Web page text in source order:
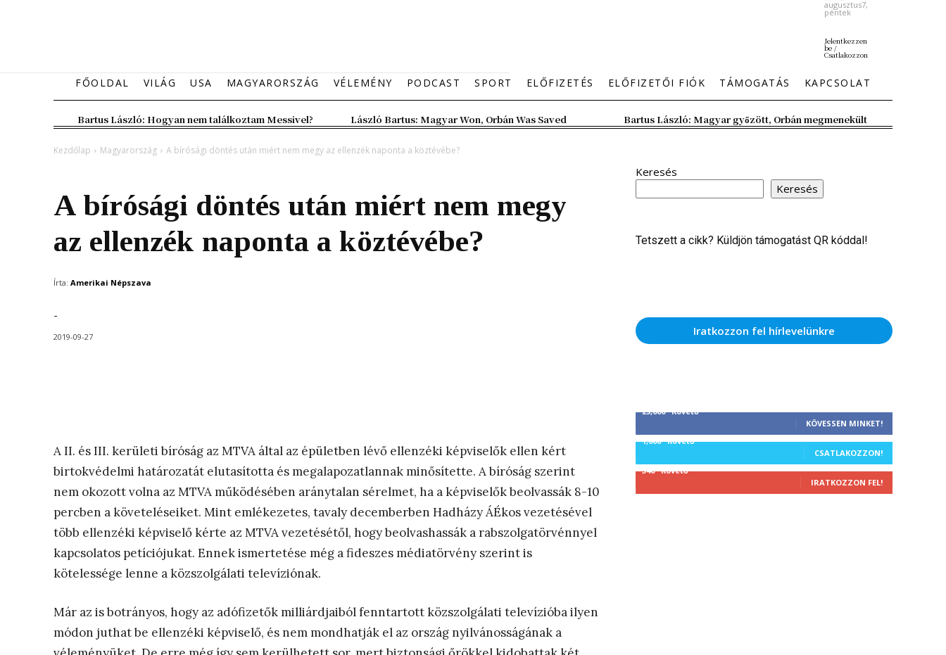
augusztus7,
péntek
Jelentkezzen
be /
Csatlakozzon
FŐOLDAL VILÁG USA MAGYARORSZÁG VÉLEMÉNY PODCAST SPORT ELŐFIZETÉS ELŐFIZETŐI FIÓK TÁMOGATÁS KAPCSOLAT
Bartus László: Hogyan nem találkoztam Messivel? László Bartus: Magyar Won, Orbán Was Saved Bartus László: Magyar győzött, Orbán megmenekült
Kezdőlap Magyarország A bírósági döntés után miért nem megy az ellenzék naponta a köztévébe?
A bírósági döntés után miért nem megy
az ellenzék naponta a köztévébe?
Írta: Amerikai Népszava
-
2019-09-27
A II. és III. kerületi bíróság az MTVA által az épületben lévő ellenzéki képviselők ellen kért
birtokvédelmi határozatát elutasította és megalapozatlannak minősítette. A bíróság szerint
nem okozott volna az MTVA működésében aránytalan sérelmet, ha a képviselők beolvassák 8-10
percben a követeléseiket. Mint emlékezetes, tavaly decemberben Hadházy ÁÉkos vezetésével
több ellenzéki képviselő kérte az MTVA vezetésétől, hogy beolvashassák a rabszolgatörvénnyel
kapcsolatos petíciójukat. Ennek ismertetése még a fideszes médiatörvény szerint is
kötelessége lenne a közszolgálati televíziónak.
Már az is botrányos, hogy az adófizetők milliárdjaiból fenntartott közszolgálati televízióba ilyen
módon juthat be ellenzéki képviselő, és nem mondhatják el az ország nyilvánosságának a
Keresés
Keresés
Tetszett a cikk? Küldjön támogatást QR kóddal!
Iratkozzon fel hírlevelünkre
25,000 Követő
KÖVESSEN MINKET!
1,000 Követő
CSATLAKOZZON!
340 Követő
IRATKOZZON FEL!